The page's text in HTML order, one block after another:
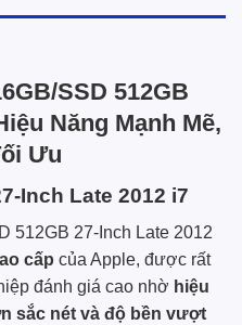
SSD 512GB
Năng Mạnh Mẽ,
Ưu
Inch Late 2012 i7
512GB 27-Inch Late 2012
cấp của Apple, được rất
đánh giá cao nhờ hiệu
sắc nét và độ bền vượt